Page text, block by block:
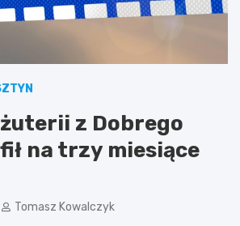
z Dobrego
na trzy miesiące
Tomasz Kowalczyk